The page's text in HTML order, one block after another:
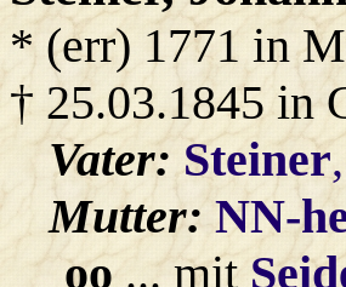
* (err) 1771 in
† 25.03.1845 in
Vater:Steiner
Mutter:NN-
oo... mit